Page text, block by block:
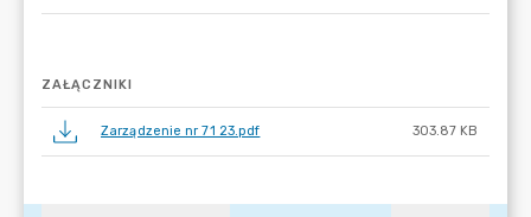
ZAŁĄCZNIKI
Zarządzenie nr 71 23.pdf 303.87 KB